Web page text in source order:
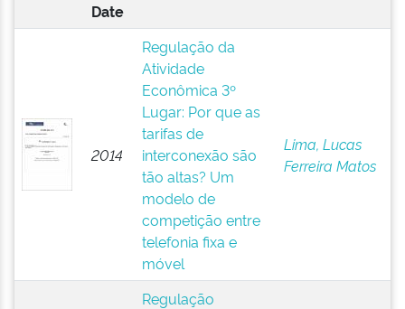
Date
2014
Regulação da
Atividade
Econômica 3º
Lugar: Por que as
tarifas de
interconexão são
tão altas? Um
modelo de
competição entre
telefonia fixa e
móvel
Lima, Lucas
Ferreira Matos
Regulação